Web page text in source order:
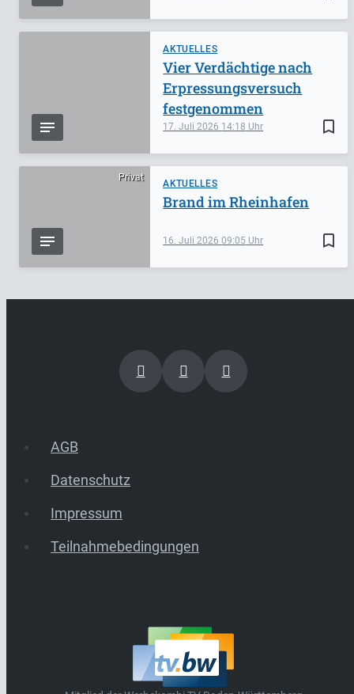
AKTUELLES
bookmark_border
17. Juli 2026 14:18
Vier Verdächtige nach
Erpressungsversuch
festgenommen
Privat
AKTUELLES
bookmark_border
16. Juli 202609:05
Brand im Rheinhafen
AGB
Datenschutz
Impressum
Teilnahmebedingungen